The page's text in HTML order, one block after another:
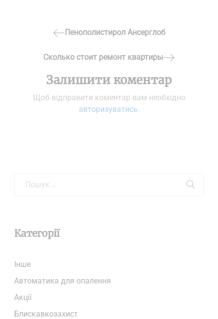
Навігація
записів
Previous
Post
Пенополистирол Ансерглоб
Post
Сколько стоит ремонт квартиры
Залишити коментар
Щоб відправити коментар вам необхідно
авторизуватись
Категорії
Iнше
Автоматика для опалення
Акції
Блискавкозахист